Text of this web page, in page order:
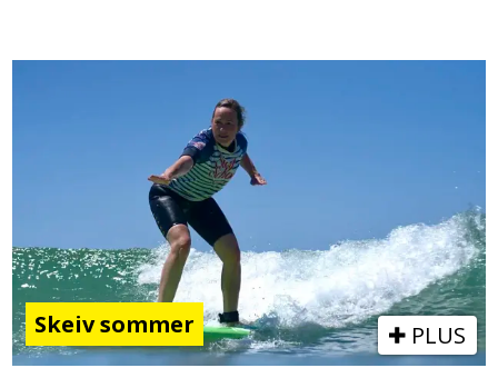
Skeiv sommer PLUS